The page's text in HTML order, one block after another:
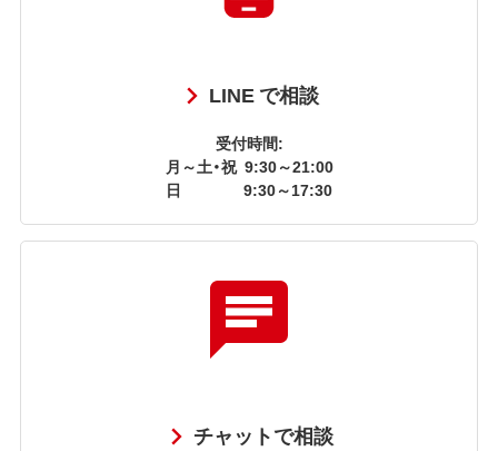
LINE で相談
受付時間:
月～土・祝 9:30～21:00
日
9:30～17:30
チャットで相談